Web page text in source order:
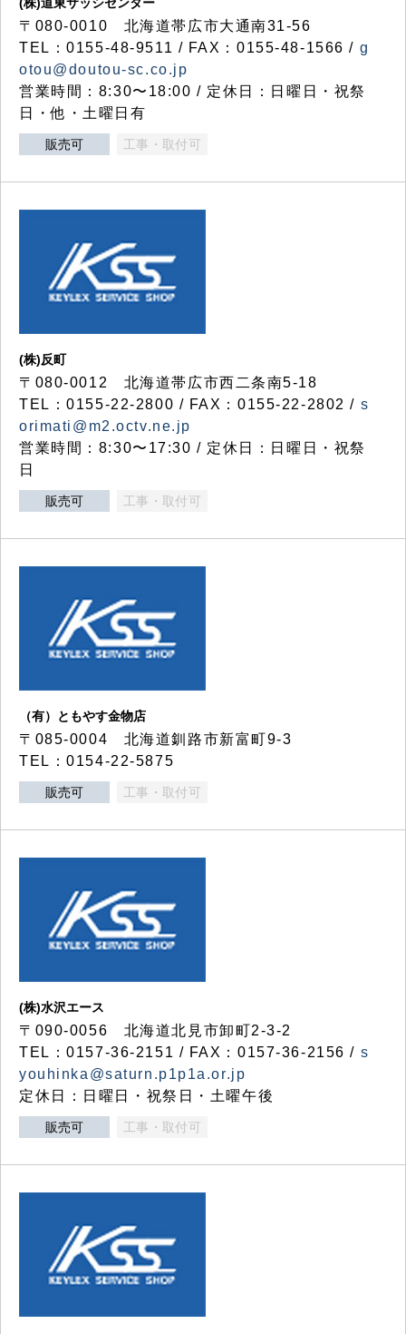
〒080-0010 北海道帯広市大通南31-56
TEL：0155-48-9511 / FAX：0155-48-1566 / g
otou@doutou-sc.co.jp
営業時間：8:30〜18:00 / 定休日：日曜日・祝祭
日・他・土曜日有
販売可 工事・取付可
(株)反町
〒080-0012 北海道帯広市西二条南5-18
TEL：0155-22-2800 / FAX：0155-22-2802 / s
orimati@m2.octv.ne.jp
営業時間：8:30〜17:30 / 定休日：日曜日・祝祭
日
販売可 工事・取付可
（有）ともやす金物店
〒085-0004 北海道釧路市新富町9-3
TEL：0154-22-5875
販売可 工事・取付可
(株)水沢エース
〒090-0056 北海道北見市卸町2-3-2
TEL：0157-36-2151 / FAX：0157-36-2156 / s
youhinka@saturn.p1p1a.or.jp
定休日：日曜日・祝祭日・土曜午後
販売可 工事・取付可